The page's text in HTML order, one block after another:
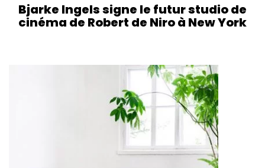
Bjarke Ingels signe le futur studio de
cinéma de Robert de Niro à New York